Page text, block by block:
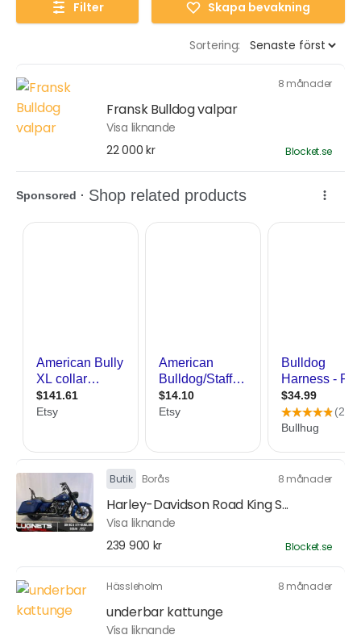
Filter Skapa bevakning
Sortering:
8 månader
Fransk Bulldog valpar
Visa liknande
22 000 kr
Blocket.se
Butik Borås 8 månader
Harley-Davidson Road King S...
Visa liknande
239 900 kr
Blocket.se
Hässleholm 8 månader
underbar kattunge
Visa liknande